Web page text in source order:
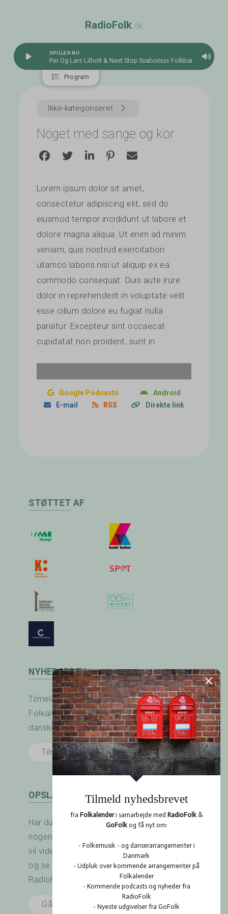
RadioFolk .dk
SPILLER NU:
Per Og Lars Lilholt & Next Stop Svabonius Folkband -
Program
Ikke-kategoriseret
Noget med sange og kor
Lorem ipsum dolor sit amet,
consectetur adipiscing elit, sed do
eiusmod tempor incididunt ut labore et
dolore magna aliqua. Ut enim ad minim
veniam, quis nostrud exercitation
ullamco laboris nisi ut aliquip ex ea
commodo consequat. Duis aute irure
dolor in reprehenderit in voluptate velit
esse cillum dolore eu fugiat nulla
pariatur. Excepteur sint occaecat
cupidatat non proident, sunt in
Google Podcasts
Android
E-mail
RSS Direkte link
STØTTET AF
NYHEDSBREV
Tilmeld nyhedsbrevet fra RadioFolk.dk og
Folkalender.dk og modtag nyheder fra den
danske folkemusik - og dansescene.
Tilmeld her
OPSLAGSTAVLEN
Har du arrangeret en koncert? Savner du
nogen at spille med? Er der noget du gerne
vil vide? Brug RadioFolk.dk's Opslagstavle,
og se også hvad andre har gang i på
RadioFolk.dk's Opslagstavle.
Gå til Opslagstavlen